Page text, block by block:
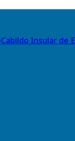
Cabildo Insular de